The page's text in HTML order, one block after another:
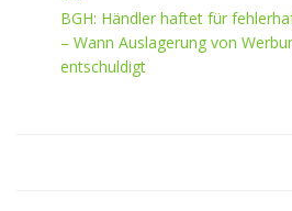
BGH: Händler haftet für
– Wann Auslagerung von
entschuldigt